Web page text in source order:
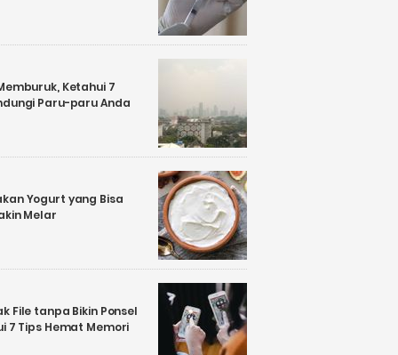
Ketahui 7
Paru-paru Anda
Yogurt yang Bisa
Melar
File tanpa Bikin Ponsel
7 Tips Hemat Memori